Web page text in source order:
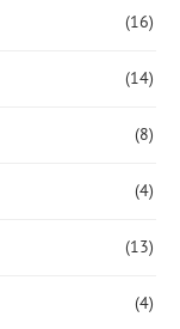
(16)
(14)
(8)
(4)
(13)
(4)